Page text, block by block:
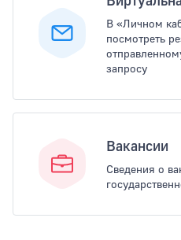
В «Личном
посмотреть
запросу
Вакансии
Сведения о